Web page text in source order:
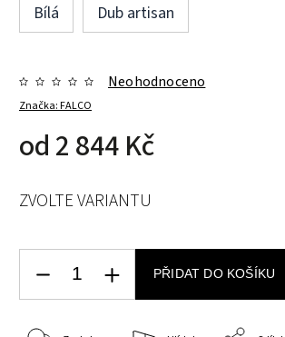
Bílá
Dub artisan
Značka:FALCO
Neohodnoceno
od2 844 Kč
ZVOLTE VARIANTU
PŘIDAT DO KOŠÍKU